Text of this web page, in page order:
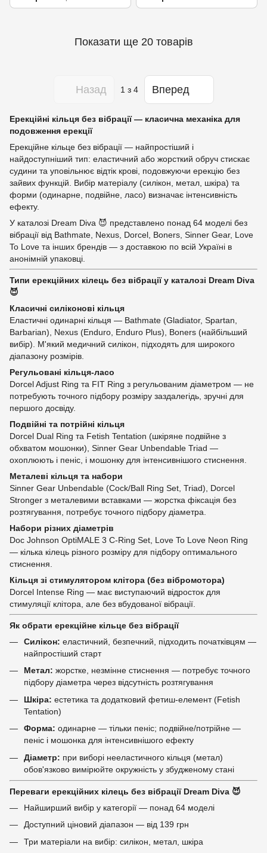
регульоване
Показати ще 20 товарів
Назад 1 з 4 Вперед
Ерекційні кільця без вібрації — класична механіка для
подовження ерекції
Ерекційне кільце без вібрації — найпростіший і
найдоступніший тип: еластичний або жорсткий обруч стискає
судини та уповільнює відтік крові, подовжуючи ерекцію без
зайвих функцій. Вибір матеріалу (силікон, метал, шкіра) та
форми (одинарне, подвійне, ласо) визначає інтенсивність
ефекту.
У каталозі Dream Diva 😈 представлено понад 64 моделі без
вібрації від Bathmate, Nexus, Dorcel, Boners, Sinner Gear, Love
To Love та інших брендів — з доставкою по всій Україні в
анонімній упаковці.
Типи ерекційних кілець без вібрації у каталозі Dream Diva
😈
Класичні силіконові кільця
Еластичні одинарні кільця — Bathmate (Gladiator, Spartan,
Barbarian), Nexus (Enduro, Enduro Plus), Boners (найбільший
вибір). М'який медичний силікон, підходять для широкого
діапазону розмірів.
Регульовані кільця-ласо
Dorcel Adjust Ring та FIT Ring з регульованим діаметром — не
потребують точного підбору розміру заздалегідь, зручні для
першого досвіду.
Подвійні та потрійні кільця
Dorcel Dual Ring та Fetish Tentation (шкіряне подвійне з
обхватом мошонки), Sinner Gear Unbendable Triad —
охоплюють і пеніс, і мошонку для інтенсивнішого стиснення.
Металеві кільця та набори
Sinner Gear Unbendable (Cock/Ball Ring Set, Triad), Dorcel
Stronger з металевими вставками — жорстка фіксація без
розтягування, потребує точного підбору діаметра.
Набори різних діаметрів
Doc Johnson OptiMALE 3 C-Ring Set, Love To Love Neon Ring
— кілька кілець різного розміру для підбору оптимального
стиснення.
Кільця зі стимулятором клітора (без вібромотора)
Dorcel Intense Ring — має виступаючий відросток для
стимуляції клітора, але без вбудованої вібрації.
Як обрати ерекційне кільце без вібрації
Силікон: еластичний, безпечний, підходить початківцям —
найпростіший старт
Метал: жорстке, незмінне стиснення — потребує точного
підбору діаметра через відсутність розтягування
Шкіра: естетика та додатковий фетиш-елемент (Fetish
Tentation)
Форма: одинарне — тільки пеніс; подвійне/потрійне —
пеніс і мошонка для інтенсивнішого ефекту
Діаметр: при виборі нееластичного кільця (метал)
обов'язково вимірюйте окружність у збудженому стані
Переваги ерекційних кілець без вібрації Dream Diva 😈
Найширший вибір у категорії — понад 64 моделі
Доступний ціновий діапазон — від 139 грн
Три матеріали на вибір: силікон, метал, шкіра